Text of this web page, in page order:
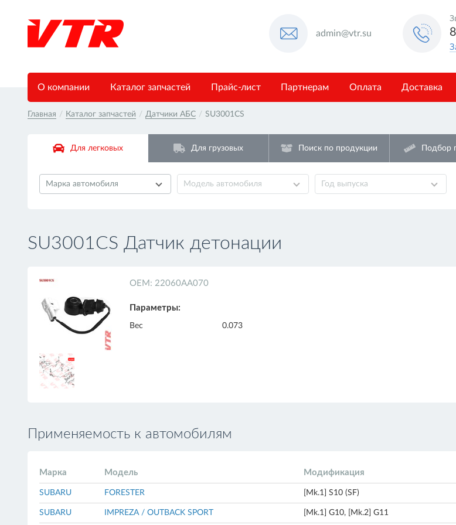
admin@vtr.su
О компании Каталог запчастей Прайс-лист Партнерам Оплата Доставка
Главная / Каталог запчастей / Датчики АБС / SU3001CS
Для легковых
Марка автомобиля Модель автомобиля Год выпуска
Для грузовых Поиск по продукции Подбор
SU3001CS Датчик детонации
ОЕМ: 22060AA070
Параметры:
Вес 0.073
Применяемость к автомобилям
Марка Модель Модификация
SUBARU FORESTER [Mk.1] S10 (SF)
SUBARU IMPREZA / OUTBACK SPORT [Mk.1] G10, [Mk.2] G11